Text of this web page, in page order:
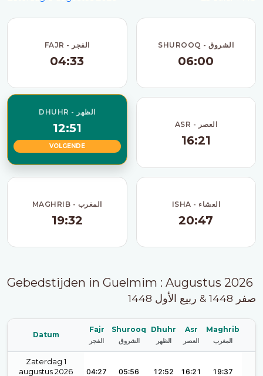
FAJR - الفجر
04:33
SHUROOQ - الشروق
06:00
DHUHR - الظهر
12:51
VOLGENDE
ASR - العصر
16:21
MAGHRIB - المغرب
19:32
ISHA - العشاء
20:47
Gebedstijden in Guelmim : Augustus 2026
صفر 1448 & ربيع الأول 1448
Datum
Fajr
الفجر
Shurooq
الشروق
Dhuhr
الظهر
Asr
العصر
Maghrib
المغرب
Zaterdag 1
augustus 2026
04:27 05:56 12:52 16:21 19:37